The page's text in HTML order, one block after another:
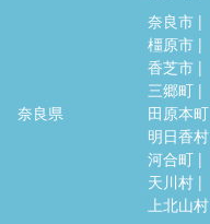
奈良県
奈良市
橿原市
香芝市
三郷町
田原本町
明日香村
河合町
天川村
上北山村